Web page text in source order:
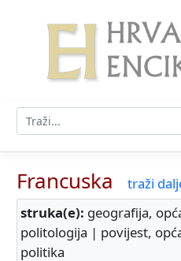
Francuska
traži
struka(e): geografija,
politologija | povijest,
politika